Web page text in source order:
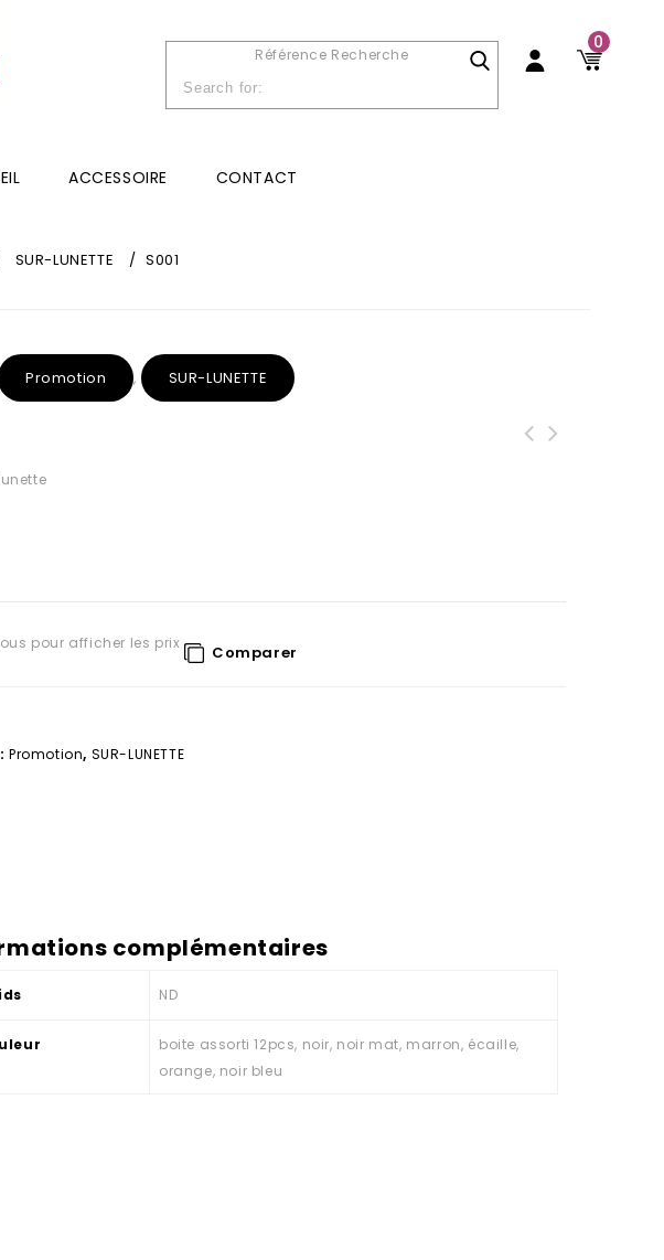
0
Référence Recherche
ACCESSOIRE CONTACT
SUR-LUNETTE / S001
Promotion , SUR-LUNETTE
pour afficher les prix Comparer
Promotion, SUR-LUNETTE
complémentaires
ND
boite assorti 12pcs, noir, noir mat, marron, écaille,
orange, noir bleu